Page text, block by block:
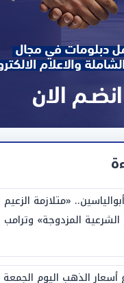
«متلازمة
المزدوجة»
في «ميتم استراتيجي»
أسعار الذهب اليوم